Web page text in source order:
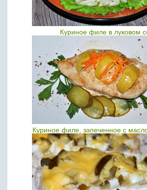
Куриное филе в луковом
Куриное филе, запеченное с